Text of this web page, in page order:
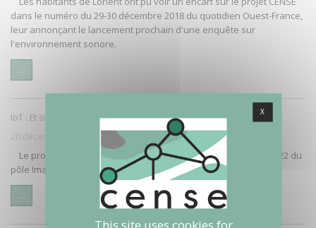
dans le numéro du 29-30 décembre 2018 du quotidien Ouest-France,
leur annonçant le lancement prochain d'une enquête sur
l'environnement sonore.
...
IoT : Et si on connectait le monde ?
20 décembre 2017
Le projet CENSE présenté à l'occasion de la Technoférence #22 du
pôle Images & Réseaux
...
X